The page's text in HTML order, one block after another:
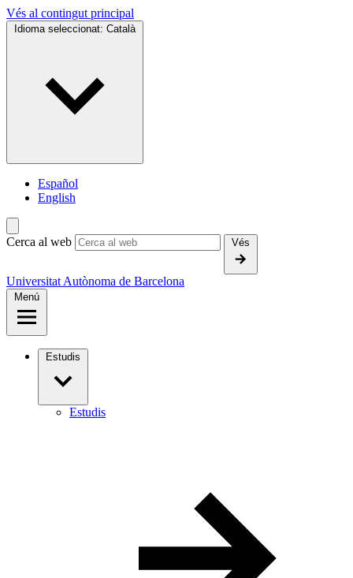
Vés al contingut principal
Idioma seleccionat: Català
Español
English
Cerca al web Vés
Universitat Autònoma de Barcelona
Menú
Estudis
Estudis